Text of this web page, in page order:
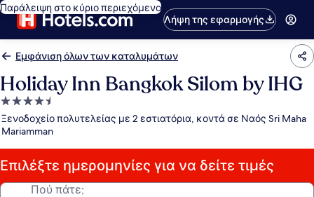
Παράλειψη στο κύριο περιεχόμενο
Λήψη της εφαρμογής
Εμφάνιση όλων των καταλυμάτων
Holiday Inn Bangkok Silom by IHG
Κατάλυμα
με
4.5
αστέρια
Ξενοδοχείο πολυτελείας με 2 εστιατόρια, κοντά σε Ναός Sri Maha
Mariamman
Επιλέξτε ημερομηνίες για να δείτε τιμές
Πού πάτε;